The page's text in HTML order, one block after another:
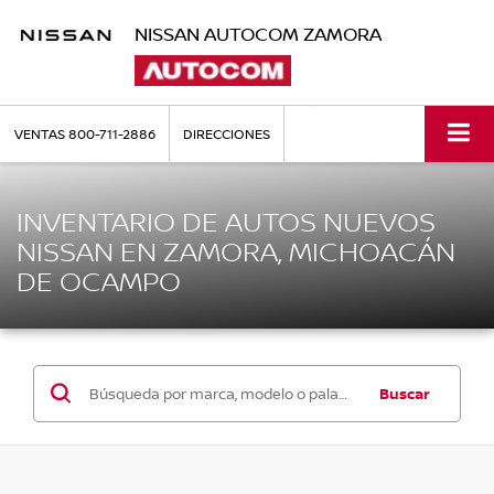
NISSAN AUTOCOM ZAMORA
VENTAS800-711-2886 DIRECCIONES
INVENTARIO DE AUTOS NUEVOS
NISSAN EN ZAMORA, MICHOACÁN
DE OCAMPO
Buscar